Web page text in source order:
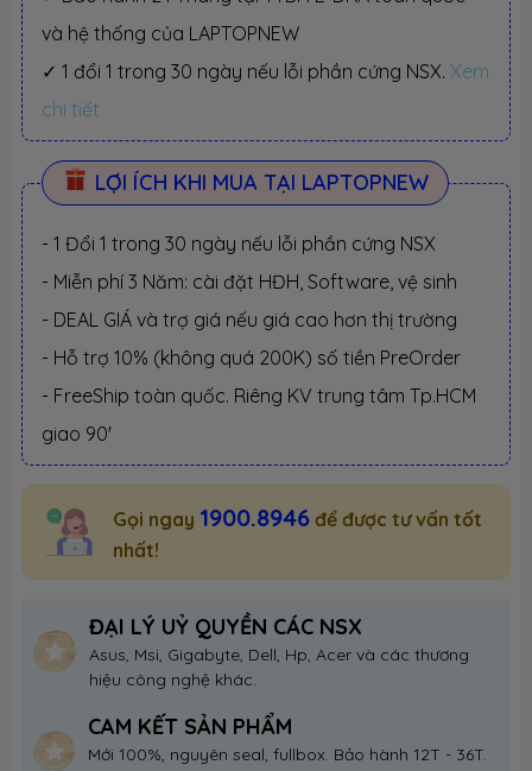
và hệ thống của LAPTOPNEW
✓ 1 đổi 1 trong 30 ngày nếu lỗi phần cứng NSX. Xem
chi tiết
LỢI ÍCH KHI MUA TẠI LAPTOPNEW
- 1 Đổi 1 trong 30 ngày nếu lỗi phần cứng NSX
- Miễn phí 3 Năm: cài đặt HĐH, Software, vệ sinh
- DEAL GIÁ và trợ giá nếu giá cao hơn thị trường
- Hỗ trợ 10% (không quá 200K) số tiền PreOrder
- FreeShip toàn quốc. Riêng KV trung tâm Tp.HCM
giao 90'
Gọi ngay 1900.8946 để được tư vấn tốt
nhất!
ĐẠI LÝ UỶ QUYỀN CÁC NSX
Asus, Msi, Gigabyte, Dell, Hp, Acer và các thương
hiệu công nghệ khác.
CAM KẾT SẢN PHẨM
Mới 100%, nguyên seal, fullbox. Bảo hành 12T - 36T.